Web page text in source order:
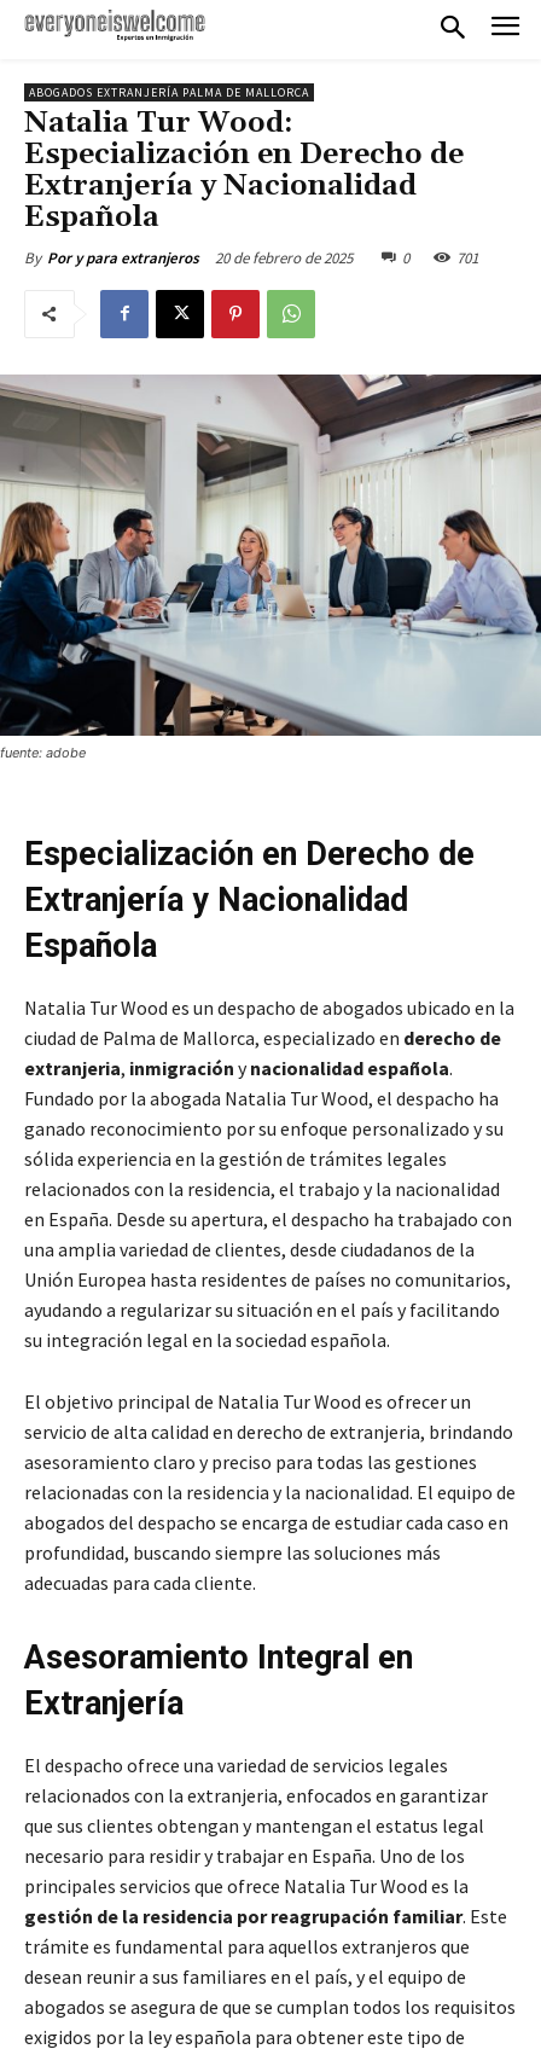
ABOGADOS EXTRANJERÍA PALMA DE MALLORCA
Natalia Tur Wood:
Especialización en Derecho de
Extranjería y Nacionalidad
Española
By Por y para extranjeros 20 de febrero de 2025 0 701
fuente: adobe
Especialización en Derecho de
Extranjería y Nacionalidad
Española
Natalia Tur Wood es un despacho de abogados ubicado en la
ciudad de Palma de Mallorca, especializado en derecho de
extranjeria, inmigración ynacionalidad española.
Fundado por la abogada Natalia Tur Wood, el despacho ha
ganado reconocimiento por su enfoque personalizado y su
sólida experiencia en la gestión de trámites legales
relacionados con la residencia, el trabajo y la nacionalidad
en España. Desde su apertura, el despacho ha trabajado con
una amplia variedad de clientes, desde ciudadanos de la
Unión Europea hasta residentes de países no comunitarios,
ayudando a regularizar su situación en el país y facilitando
su integración legal en la sociedad española.
El objetivo principal de Natalia Tur Wood es ofrecer un
servicio de alta calidad en derecho de extranjeria, brindando
asesoramiento claro y preciso para todas las gestiones
relacionadas con la residencia y la nacionalidad. El equipo de
abogados del despacho se encarga de estudiar cada caso en
profundidad, buscando siempre las soluciones más
adecuadas para cada cliente.
Asesoramiento Integral en
Extranjería
El despacho ofrece una variedad de servicios legales
relacionados con la extranjeria, enfocados en garantizar
que sus clientes obtengan y mantengan el estatus legal
necesario para residir y trabajar en España. Uno de los
principales servicios que ofrece Natalia Tur Wood es la
gestión de la residencia por reagrupación familiar. Este
trámite es fundamental para aquellos extranjeros que
desean reunir a sus familiares en el país, y el equipo de
abogados se asegura de que se cumplan todos los requisitos
exigidos por la ley española para obtener este tipo de